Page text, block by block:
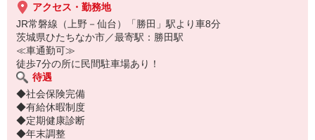
アクセス・勤務地
JR常磐線（上野－仙台）「勝田」駅より車8分
茨城県ひたちなか市／最寄駅：勝田駅
≪車通勤可≫
徒歩7分の所に民間駐車場あり！
待遇
◆社会保険完備
◆有給休暇制度
◆定期健康診断
◆年末調整